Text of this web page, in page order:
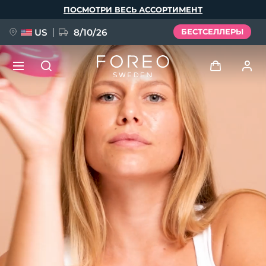
ПОСМОТРИ ВЕСЬ АССОРТИМЕНТ
US 8/10/26 БЕСТСЕЛЛЕРЫ
Профиль пользователя
Мои приборы
Мои заказы
Мои адреса
Мои подписки
НОВИНКА
FAQ™ Pure Beauty-Tech Elixir
BREAKING NEWS
issa™ Teeth Whitening Set
Язык
English Deutsch
Español
Italiano
Português
Polski
Svenska
Русский
简体中文 繁體中文